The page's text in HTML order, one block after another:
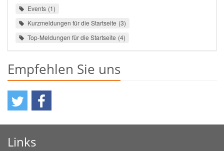
Events 1
Kurzmeldungen für die Startseite 3
Top-Meldungen für die Startseite 4
Empfehlen Sie uns
Links